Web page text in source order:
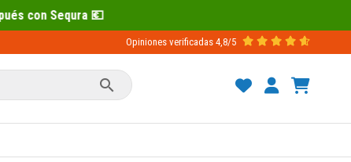
Opiniones verificadas 4,8/5
